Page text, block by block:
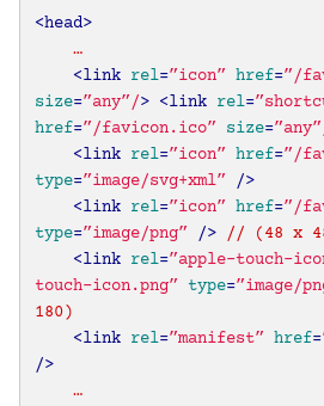
<head>
<link rel=”icon” href=”/
size=”any”/> <link rel=
href=”/favicon.ico” size=
<link rel=”icon” href=”/
type=”image/svg+xml” />
<link rel=”icon” href=”/
type=”image/png” /> // (48 x
<link rel=”apple-touch-
touch-icon.png” type=”image/
180)
<link rel=”manifest” href=
/>